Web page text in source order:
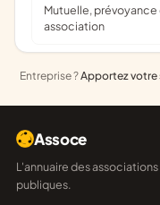
Mutuelle, prévoyance et épargne collective pour votre
association
Entreprise ?Apportez votre
Assoce
L'annuaire des associations françaises, construit sur les données
publiques.